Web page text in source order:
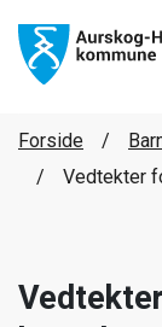
Forside
Vedtekter